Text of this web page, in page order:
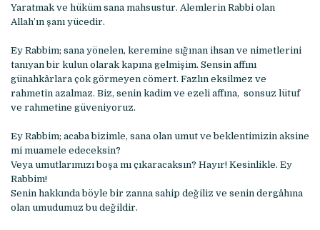
Yaratmak ve hüküm sana mahsustur. Alemlerin Rabbi olan
Allah’ın şanı yücedir.
Ey Rabbim; sana yönelen, keremine sığınan ihsan ve nimetlerini
tanıyan bir kulun olarak kapına gelmişim. Sensin affını
günahkârlara çok görmeyen cömert. Fazlın eksilmez ve
rahmetin azalmaz. Biz, senin kadim ve ezeli affına, sonsuz lütuf
ve rahmetine güveniyoruz.
Ey Rabbim; acaba bizimle, sana olan umut ve beklentimizin aksine
mi muamele edeceksin?
Veya umutlarımızı boşa mı çıkaracaksın? Hayır! Kesinlikle. Ey
Rabbim!
Senin hakkında böyle bir zanna sahip değiliz ve senin dergâhına
olan umudumuz bu değildir.